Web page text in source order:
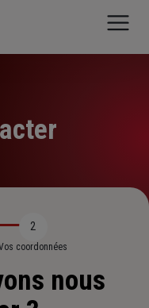
2
coordonnées
nous